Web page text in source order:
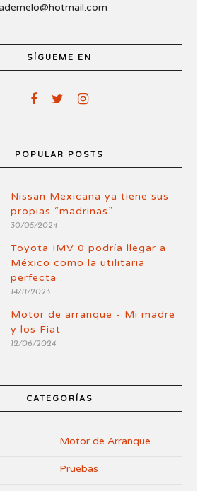
SÍGUEME EN
POPULAR POSTS
Nissan Mexicana ya tiene sus
propias “madrinas”
30/05/2024
Toyota IMV 0 podría llegar a
México como la utilitaria
perfecta
14/11/2023
Motor de arranque - Mi madre
y los Fiat
12/06/2024
CATEGORÍAS
Motor de Arranque
Pruebas